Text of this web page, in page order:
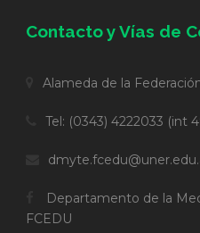
Contacto y Vías de
Alameda de la
Tel: (0343) 4222033 (int
Departamento de la
FCEDU